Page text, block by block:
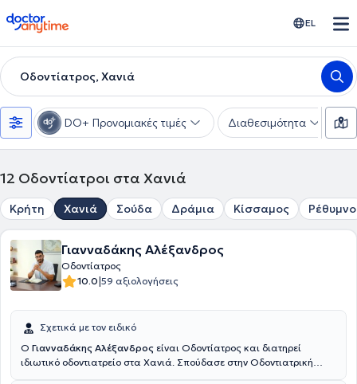
doctoranytime EL
Οδοντίατρος, Χανιά
DO+ Προνομιακές τιμές Διαθεσιμότητα
12 Οδοντίατροι στα Χανιά
Κρήτη Χανιά Σούδα Δράμια Κίσσαμος Ρέθυμνο
Γιανναδάκης Αλέξανδρος
Οδοντίατρος
10.0|59 αξιολογήσεις
Σχετικά με τον ειδικό
Ο Γιανναδάκης Αλέξανδρος είναι Οδοντίατρος και διατηρεί
ιδιωτικό οδοντιατρείο στα Χανιά. Σπούδασε στην Οδοντιατρική